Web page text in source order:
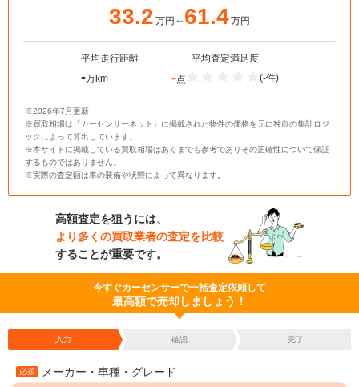
33.2 万円～ 61.4万円
平均走行距離
-万km
平均査定満足度
-点 (-件)
※2026年7月更新
※買取相場は「カーセンサーネット」に掲載された物件の価格を元に独自の集計ロジ
ックによって算出しています。
※本サイトに掲載している買取相場はあくまでも参考でありその正確性について保証
するものではありません。
※実際の査定額は車の装備や状態によって異なります。
高額査定を狙うには、
より多くの買取業者の査定を比較
することが重要です。
今すぐカーセンサーで一括査定依頼して
最高額で売却しましょう！
入力 確認 完了
必須 メーカー・車種・グレード